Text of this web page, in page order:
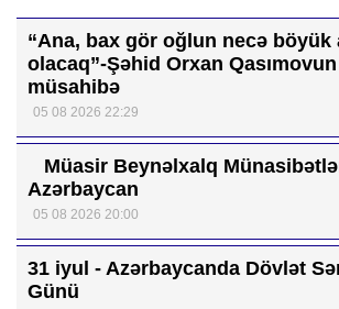
“Ana, bax gör oğlun necə böyük
olacaq”-Şəhid Orxan
müsahibə
05 08 2026 22:29
Müasir Beynəlxalq
Azərbaycan
05 08 2026 20:00
31 iyul - Azərbaycanda Dövlət
Günü